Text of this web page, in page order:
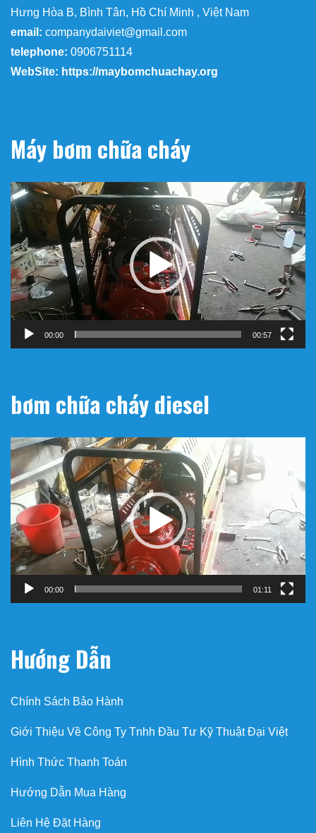
Hưng Hòa B, Bình Tân, Hồ Chí Minh , Việt Nam
email: companydaiviet@gmail.com
telephone: 0906751114
WebSite: https://maybomchuachay.org
Máy bơm chữa cháy
Trình
chơi
Video
00:00 00:57
bơm chữa cháy diesel
Trình
chơi
Video
00:00 01:11
Hướng Dẫn
Chính Sách Bảo Hành
Giới Thiệu Về Công Ty Tnhh Đầu Tư Kỹ Thuật Đại Việt
Hình Thức Thanh Toán
Hướng Dẫn Mua Hàng
Liên Hệ Đặt Hàng